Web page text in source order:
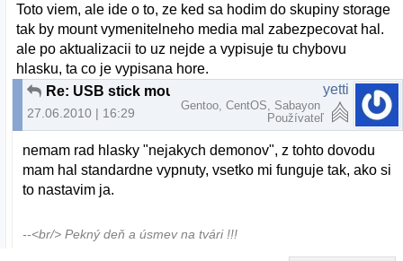
Toto viem, ale ide o to, ze ked sa hodim do skupiny storage
tak by mount vymenitelneho media mal zabezpecovat hal.
ale po aktualizacii to uz nejde a vypisuje tu chybovu
hlasku, ta co je vypisana hore.
Re: USB stick mount user
27.06.2010 | 16:29
yetti
Gentoo, CentOS, Sabayon
Používateľ
nemam rad hlasky "nejakych demonov", z tohto dovodu
mam hal standardne vypnuty, vsetko mi funguje tak, ako si
to nastavim ja.
--<br/> Pekný deň a úsmev na tvári !!!